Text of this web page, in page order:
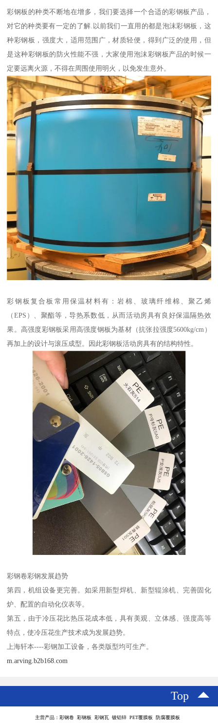
彩钢板的种类不断地在增多，我们要选择一个合适的彩钢板产品，
对它的种类要有一定的了解.以前我们一直用的都是泡沫彩钢板，这
种彩钢板，强度大，适用范围广，材质轻便，得到广泛的使用，但
是这种彩钢板的防火性能不强，大家使用泡沫彩钢板产品的时候一
定要远离火源，不得在周围使用明火，以免发生意外。
彩钢板复合板常用保温材料有：岩棉、玻璃纤维棉、聚乙烯
（EPS）、聚酯等，导热系数低，从而活动房具有良好保温隔热效
果。高强度彩钢板采用高强度钢板为基材（抗张拉强度5600kg/cm）
再加上的设计与滚压成型。因此彩钢板活动房具有的结构特性。
彩钢卷彩钢发展趋势
第四，机组设备更完善。如采用新型焊机、新型辊涂机、完善固化
炉、配置的自动化仪表等。
第五，由于冷压花比热压花成本低，具有美观、立体感、强度高等
特点，使冷压花生产技术成为发展趋势。
上海轩本----彩钢加工设备，各类版型均可生产。
m.arving.b2b168.com
Top
主营产品：彩钢卷 彩钢板 彩钢瓦 镀铝锌 PET覆膜板 防腐覆膜板